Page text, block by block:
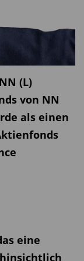
(L)
von NN
als einen
eine